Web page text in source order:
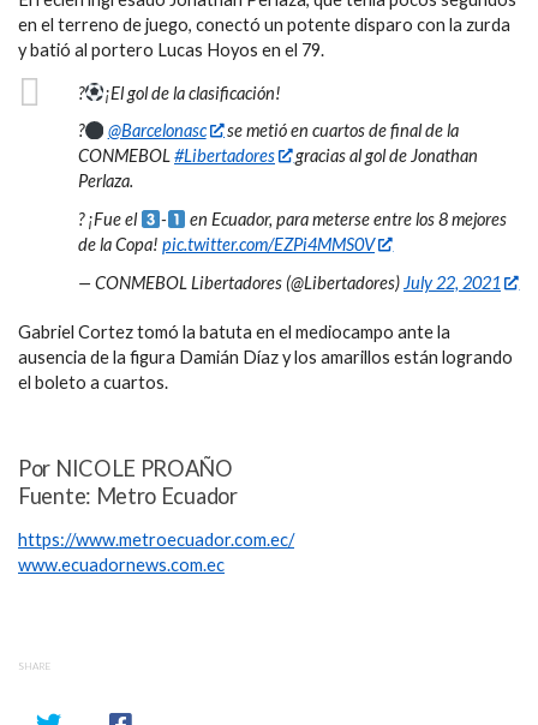
en el terreno de juego, conectó un potente disparo con la zurda
y batió al portero Lucas Hoyos en el 79.
?
¡El gol de la clasificación!
?
@Barcelonasc
se metió en cuartos de final de la
CONMEBOL#Libertadores
gracias al gol de Jonathan
Perlaza.
? ¡Fue el
-
en Ecuador, para meterse entre los 8 mejores
de la Copa! pic.twitter.com/EZPi4MMS0V
— CONMEBOL Libertadores (@Libertadores) July 22, 2021
Gabriel Cortez tomó la batuta en el mediocampo ante la
ausencia de la figura Damián Díaz y los amarillos están logrando
el boleto a cuartos.
Por NICOLE PROAÑO
Fuente: Metro Ecuador
https://www.metroecuador.com.ec/
www.ecuadornews.com.ec
SHARE